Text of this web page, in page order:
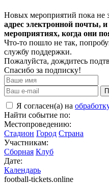
Новых мероприятий пока не
адрес электронной почты,
мероприятиях, когда они
Что-то пошло не так,
службу поддержки.
Пожалуйста, дождитесь
Спасибо за подписку!
Я согласен(а) на
Найти событие по:
Местопроведению:
Стадион Город Страна
Участникам:
Сборная Клуб
Дате:
Календарь
football-tickets.online